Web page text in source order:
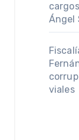
Ángel
viales